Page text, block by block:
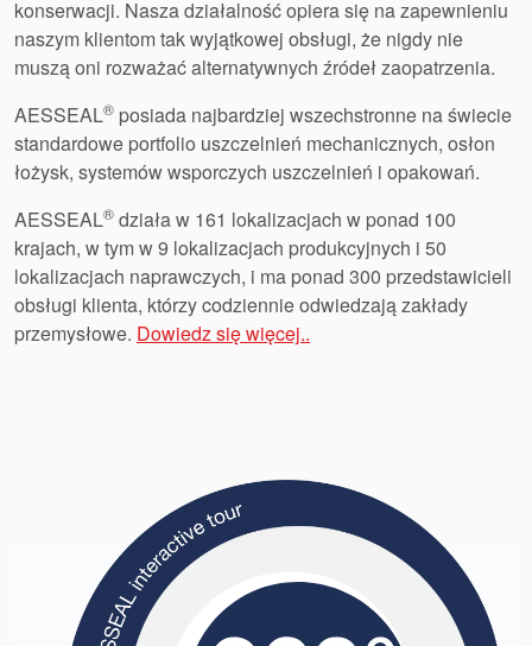
broszury produktów
konserwacji. Nasza działalność opiera się na zapewnieniu
naszym klientom tak wyjątkowej obsługi, że nigdy nie
muszą oni rozważać alternatywnych źródeł zaopatrzenia.
AESSEAL® posiada najbardziej wszechstronne na świecie
standardowe portfolio uszczelnień mechanicznych, osłon
łożysk, systemów wsporczych uszczelnień i opakowań.
AESSEAL® działa w 161 lokalizacjach w ponad 100
krajach, w tym w 9 lokalizacjach produkcyjnych i 50
lokalizacjach naprawczych, i ma ponad 300 przedstawicieli
obsługi klienta, którzy codziennie odwiedzają zakłady
przemysłowe. Dowiedz się więcej..